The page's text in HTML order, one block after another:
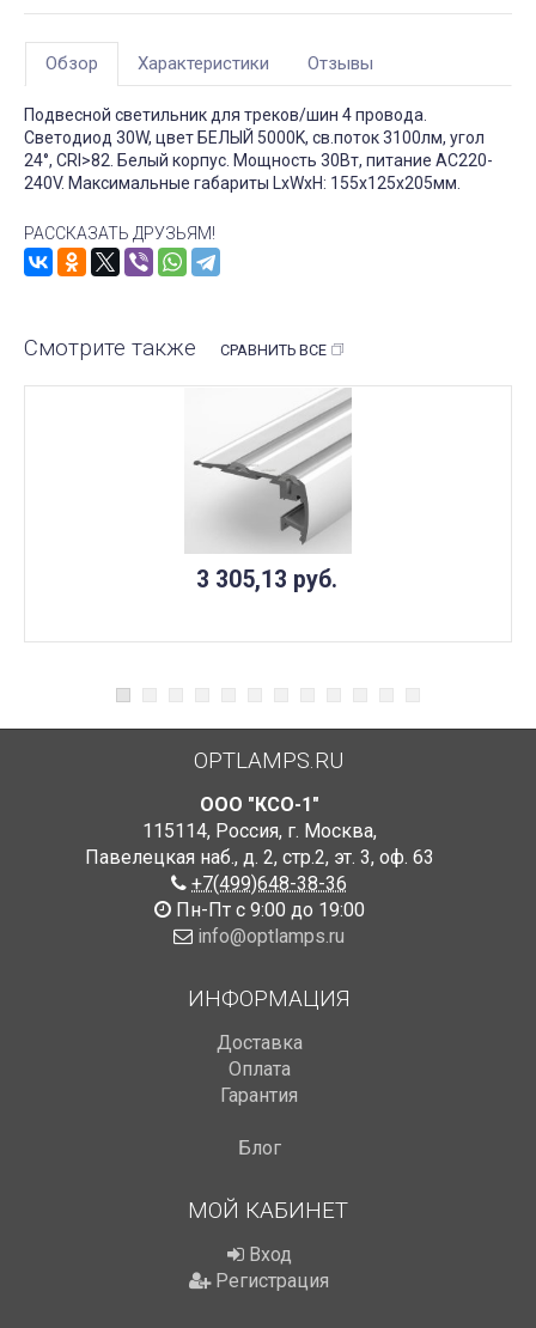
Обзор Характеристики Отзывы
Подвесной светильник для треков/шин 4 провода.
Светодиод 30W, цвет БЕЛЫЙ 5000K, св.поток 3100лм, угол
24°, CRI>82. Белый корпус. Мощность 30Вт, питание AC220-
240V. Максимальные габариты LxWxH: 155x125x205мм.
РАССКАЗАТЬ ДРУЗЬЯМ!
Смотрите также СРАВНИТЬ ВСЕ
3 305,13 руб.
OPTLAMPS.RU
ООО "КСО-1"
115114, Россия, г. Москва,
Павелецкая наб., д. 2, стр.2, эт. 3, оф. 63
+7(499)648-38-36
Пн-Пт с 9:00 до 19:00
info@optlamps.ru
ИНФОРМАЦИЯ
Доставка
Оплата
Гарантия
Блог
МОЙ КАБИНЕТ
Вход
Регистрация